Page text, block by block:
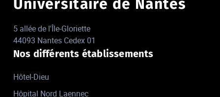
Universitaire de Nantes
5 allée de l'Île-Gloriette
44093 Nantes Cedex 01
Nos différents établissements
Hôtel-Dieu
Hôpital Nord Laennec